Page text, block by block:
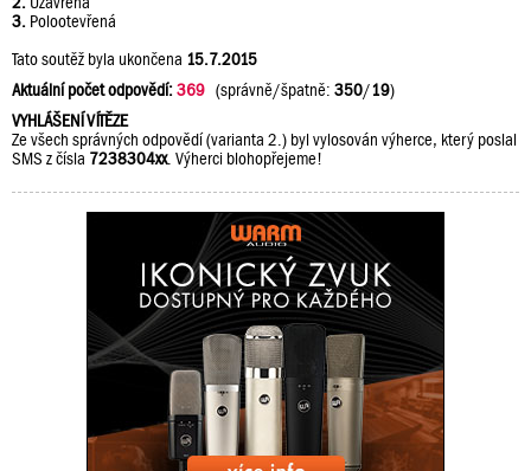
3. Polootevřená
Tato soutěž byla ukončena 15.7.2015
Aktuální počet odpovědí:369 (správně/špatně: 350/19)
VYHLÁŠENÍ VÍTĚZE
Ze všech správných odpovědí (varianta 2.) byl vylosován výherce, který poslal
SMS z čísla 7238304xx. Výherci blohopřejeme!